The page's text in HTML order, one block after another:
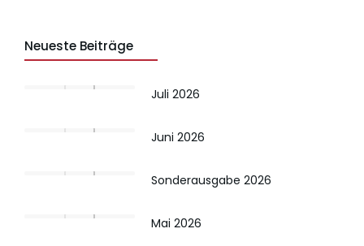
Neueste Beiträge
Juli 2026
Juni 2026
Sonderausgabe 2026
Mai 2026